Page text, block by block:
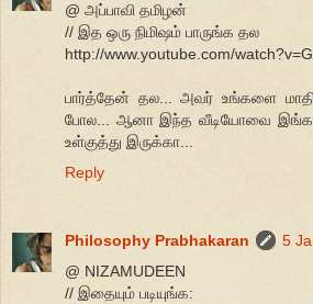
@ அப்பாவி தமிழன்
// இத ஒரு நிமிஷம் பாருங்க தல
http://www.youtube.com/
பார்த்தேன் தல... அவர் உங்களை
போல... ஆனா இந்த வீடியோவை இங்க
உள்குத்து இருக்கா...
Reply
Philosophy Prabhakaran
5
@ NIZAMUDEEN
// இதையும் படியுங்க: